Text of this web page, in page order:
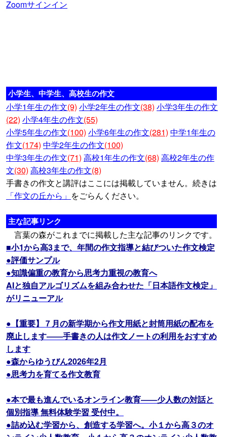
Zoomサインイン
小学生、中学生、高校生の作文
小学1年生の作文(9) 小学2年生の作文(38) 小学3年生の作文
(22) 小学4年生の作文(55)
小学5年生の作文(100) 小学6年生の作文(281) 中学1年生の
作文(174) 中学2年生の作文(100)
中学3年生の作文(71) 高校1年生の作文(68) 高校2年生の作
文(30) 高校3年生の作文(8)
手書きの作文と講評はここには掲載していません。続きは
「作文の丘から」 をごらんください。
主な記事リンク
言葉の森がこれまでに掲載した主な記事のリンクです。
■小1から高3まで、年間の作文指導と結びついた作文検定
●評価サンプル
●知識偏重の教育から思考力重視の教育へ
AIと独自アルゴリズムを組み合わせた「日本語作文検定」
がリニューアル
●【重要】７月の新学期から作文用紙と封筒用紙の配布を
廃止します――手書きの人は作文ノートの利用をおすすめ
します
●森からゆうびん2026年2月
●思考力を育てる作文教育
●本で最も進んでいるオンライン教育――少人数の対話と
個別指導 無料体験学習 受付中。
●詰め込む学習から、創造する学習へ。小１から高３のオ